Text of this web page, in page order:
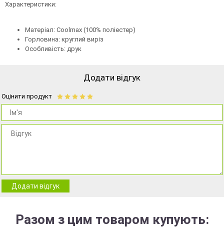
Характеристики:
Матеріал: Coolmax (100% поліестер)
Горловина: круглий виріз
Особливість: друк
Додати відгук
Оцінити продукт
Додати відгук
Разом з цим товаром купують: